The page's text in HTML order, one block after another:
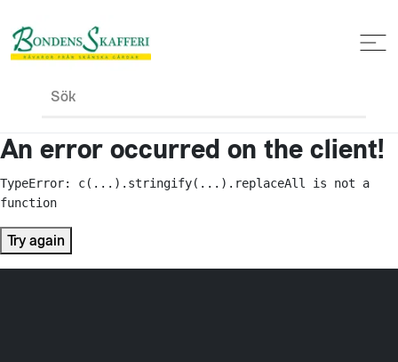
Sök
An error occurred on the client!
TypeError: c(...).stringify(...).replaceAll is not a
function
Try again